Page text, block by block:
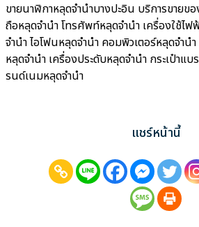
ขายนาฬิกาหลุดจำนำบางปะอิน บริการขายข
ถือหลุดจำนำ โทรศัพท์หลุดจำนำ เครื่องใช้ไ
จำนำ ไอโฟนหลุดจำนำ คอมพิวเตอร์หลุดจำน
หลุดจำนำ เครื่องประดับหลุดจำนำ กระเป๋าแ
รนด์เนมหลุดจำนำ
แชร์หน้านี้